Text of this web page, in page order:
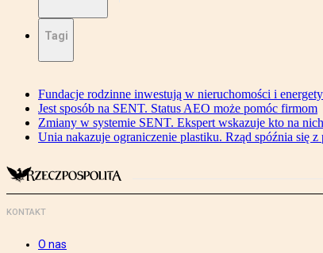
Tagi
Fundacje rodzinne inwestują w nieruchomości i
Jest sposób na SENT. Status AEO może pomóc firmom
Zmiany w systemie SENT. Ekspert wskazuje kto na
Unia nakazuje ograniczenie plastiku. Rząd spóźnia się
KONTAKT
O nas